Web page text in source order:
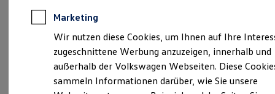
Sommer-Special
Reparatur, Pflege & Inspektion
Servicetermin anfragen
Service-Vorteile bei Volkswagen Nutzfahrzeuge
Economy Service
Räder & Reifen Service
+49 7022 92110
Ansprechpartner
Termin vereinbaren
Marketing
Wir nutzen diese Cookies, um Ihnen auf Ihre
zugeschnittene Werbung anzuzeigen, innerhalb und
außerhalb der Volkswagen Webseiten. Diese
sammeln Informationen darüber, wie Sie unsere